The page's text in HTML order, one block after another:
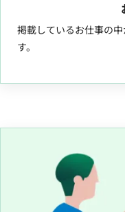
掲載しているお仕事の
す。